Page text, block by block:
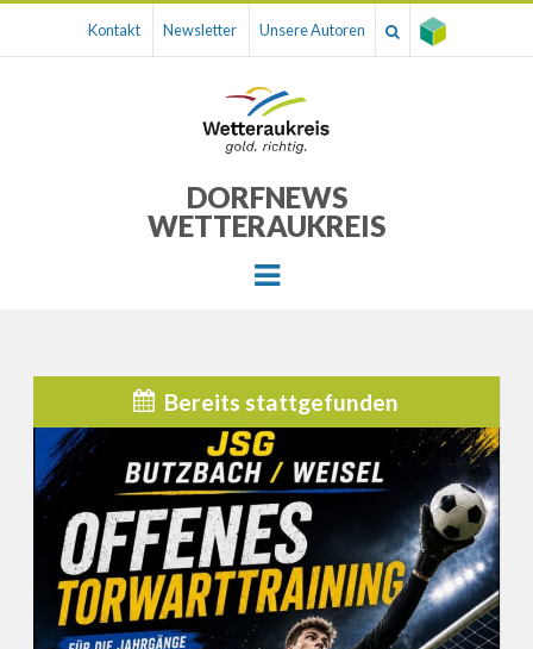
Kontakt Newsletter Unsere Autoren
DORFNEWS
WETTERAUKREIS
Menu
Bereits stattgefunden